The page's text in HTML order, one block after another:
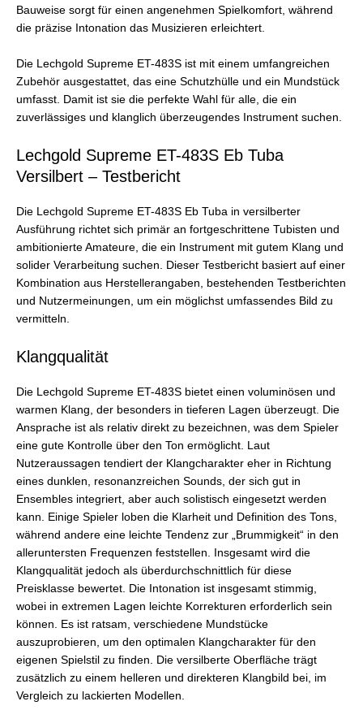
Bauweise sorgt für einen angenehmen Spielkomfort, während
die präzise Intonation das Musizieren erleichtert.
Die Lechgold Supreme ET-483S ist mit einem umfangreichen
Zubehör ausgestattet, das eine Schutzhülle und ein Mundstück
umfasst. Damit ist sie die perfekte Wahl für alle, die ein
zuverlässiges und klanglich überzeugendes Instrument suchen.
Lechgold Supreme ET-483S Eb Tuba
Versilbert – Testbericht
Die Lechgold Supreme ET-483S Eb Tuba in versilberter
Ausführung richtet sich primär an fortgeschrittene Tubisten und
ambitionierte Amateure, die ein Instrument mit gutem Klang und
solider Verarbeitung suchen. Dieser Testbericht basiert auf einer
Kombination aus Herstellerangaben, bestehenden Testberichten
und Nutzermeinungen, um ein möglichst umfassendes Bild zu
vermitteln.
Klangqualität
Die Lechgold Supreme ET-483S bietet einen voluminösen und
warmen Klang, der besonders in tieferen Lagen überzeugt. Die
Ansprache ist als relativ direkt zu bezeichnen, was dem Spieler
eine gute Kontrolle über den Ton ermöglicht. Laut
Nutzeraussagen tendiert der Klangcharakter eher in Richtung
eines dunklen, resonanzreichen Sounds, der sich gut in
Ensembles integriert, aber auch solistisch eingesetzt werden
kann. Einige Spieler loben die Klarheit und Definition des Tons,
während andere eine leichte Tendenz zur „Brummigkeit“ in den
alleruntersten Frequenzen feststellen. Insgesamt wird die
Klangqualität jedoch als überdurchschnittlich für diese
Preisklasse bewertet. Die Intonation ist insgesamt stimmig,
wobei in extremen Lagen leichte Korrekturen erforderlich sein
können. Es ist ratsam, verschiedene Mundstücke
auszuprobieren, um den optimalen Klangcharakter für den
eigenen Spielstil zu finden. Die versilberte Oberfläche trägt
zusätzlich zu einem helleren und direkteren Klangbild bei, im
Vergleich zu lackierten Modellen.